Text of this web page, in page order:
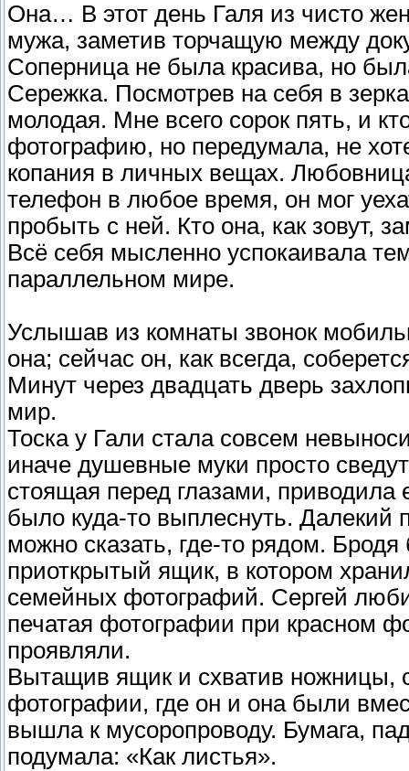
Она… В этот день Галя из чисто
мужа, заметив торчащую между
Соперница не была красива, но
Сережка. Посмотрев на себя в
молодая. Мне всего сорок пять, и
фотографию, но передумала, не
копания в личных вещах.
телефон в любое время, он мог
пробыть с ней. Кто она, как зовут,
Всё себя мысленно успокаивала
параллельном мире.
Услышав из комнаты звонок
она; сейчас он, как всегда,
Минут через двадцать дверь
мир.
Тоска у Гали стала совсем
иначе душевные муки просто
стоящая перед глазами, приводила
было куда-то выплеснуть.
можно сказать, где-то рядом.
приоткрытый ящик, в котором
семейных фотографий. Сергей
печатая фотографии при красном
проявляли.
Вытащив ящик и схватив ножницы,
фотографии, где он и она были
вышла к мусоропроводу. Бумага,
подумала: «Как листья».